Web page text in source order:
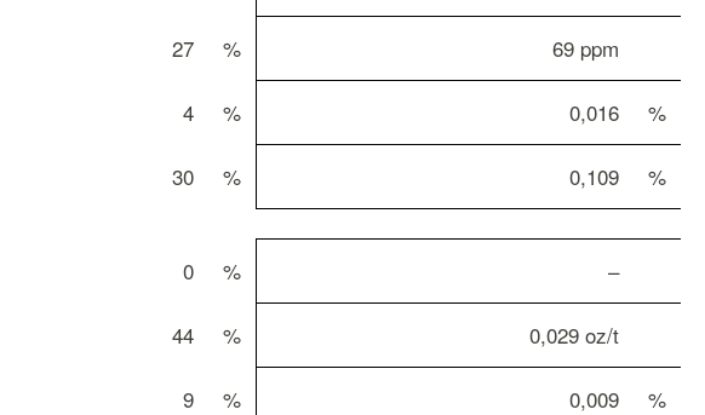
27 % 69 ppm
4 % 0,016 %
30 % 0,109 %
0 % –
44 % 0,029 oz/t
9 % 0,009 %